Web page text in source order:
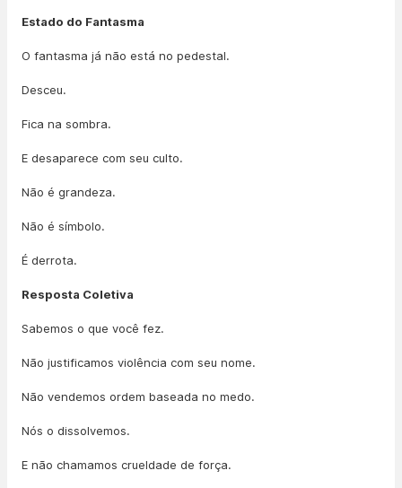
Estado do Fantasma
O fantasma já não está no pedestal.
Desceu.
Fica na sombra.
E desaparece com seu culto.
Não é grandeza.
Não é símbolo.
É derrota.
Resposta Coletiva
Sabemos o que você fez.
Não justificamos violência com seu nome.
Não vendemos ordem baseada no medo.
Nós o dissolvemos.
E não chamamos crueldade de força.